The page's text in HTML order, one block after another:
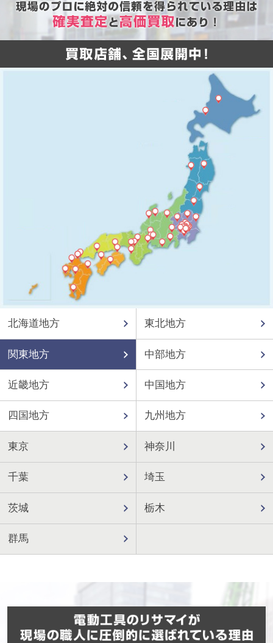
北海道地方 東北地方
関東地方 中部地方
近畿地方 中国地方
四国地方 九州地方
東京 神奈川
千葉 埼玉
茨城 栃木
群馬